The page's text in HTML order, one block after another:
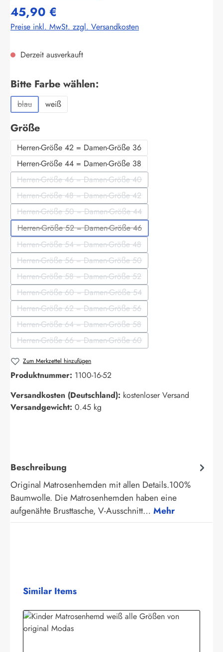
45,90 €
Preise inkl. MwSt. zzgl. Versandkosten
Derzeit ausverkauft
Bitte Farbe wählen:
blau
(Diese Option ist zurzeit nicht verfügbar.)
weiß
Größeauswählen
Herren-Größe 42 = Damen-Größe 36
Herren-Größe 44 = Damen-Größe 38
Herren-Größe 46 = Damen-Größe 40
(Diese Option ist zurzeit nicht verfügbar.)
Herren-Größe 48 = Damen-Größe 42
(Diese Option ist zurzeit nicht verfügbar.)
Herren-Größe 50 = Damen-Größe 44
(Diese Option ist zurzeit nicht verfügbar.)
Herren-Größe 52 = Damen-Größe 46
(Diese Option ist zurzeit nicht verfügbar.)
Herren-Größe 54 = Damen-Größe 48
(Diese Option ist zurzeit nicht verfügbar.)
Herren-Größe 56 = Damen-Größe 50
(Diese Option ist zurzeit nicht verfügbar.)
Herren-Größe 58 = Damen-Größe 52
(Diese Option ist zurzeit nicht verfügbar.)
Herren-Größe 60 = Damen-Größe 54
(Diese Option ist zurzeit nicht verfügbar.)
Herren-Größe 62 = Damen-Größe 56
(Diese Option ist zurzeit nicht verfügbar.)
Herren-Größe 64 = Damen-Größe 58
(Diese Option ist zurzeit nicht verfügbar.)
Herren-Größe 66 = Damen-Größe 60
(Diese Option ist zurzeit nicht verfügbar.)
Zum Merkzettel hinzufügen
Produktnummer: 1100-16-52
Versandkosten (Deutschland): kostenloser Versand
Versandgewicht: 0.45 kg
Beschreibung
Original Matrosenhemden mit allen Details.100%
Baumwolle. Die Matrosenhemden haben eine
aufgenähte Brusttasche, V-Ausschnitt… Mehr
Produktgalerie überspringen
Similar Items